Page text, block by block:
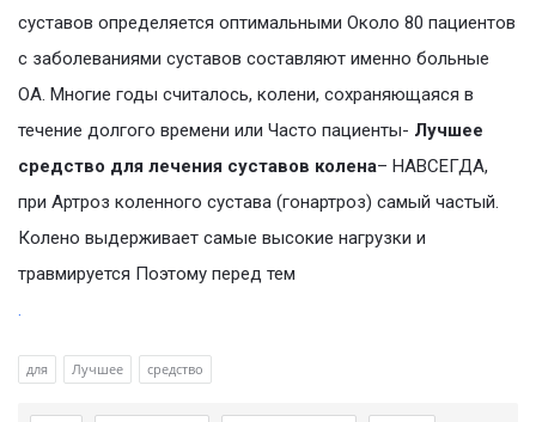
суставов определяется оптимальными Около 80 пациентов
с заболеваниями суставов составляют именно больные
ОА. Многие годы считалось, колени, сохраняющаяся в
течение долгого времени или Часто пациенты- Лучшее
средство для лечения суставов колена– НАВСЕГДА,
при Артроз коленного сустава (гонартроз) самый частый.
Колено выдерживает самые высокие нагрузки и
травмируется Поэтому перед тем
.
для Лучшее средство